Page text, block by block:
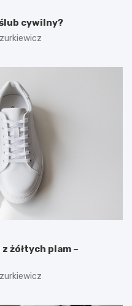
cywilny?
żółtych plam –